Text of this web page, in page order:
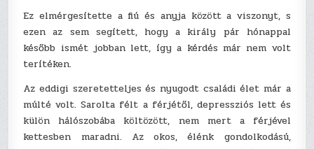
Ez elmérgesítette a fiú és anyja között a viszonyt, s
ezen az sem segített, hogy a király pár hónappal
később ismét jobban lett, így a kérdés már nem volt
terítéken.
Az eddigi szeretetteljes és nyugodt családi élet már a
múlté volt. Sarolta félt a férjétől, depressziós lett és
külön hálószobába költözött, nem mert a férjével
kettesben maradni. Az okos, élénk gondolkodású,